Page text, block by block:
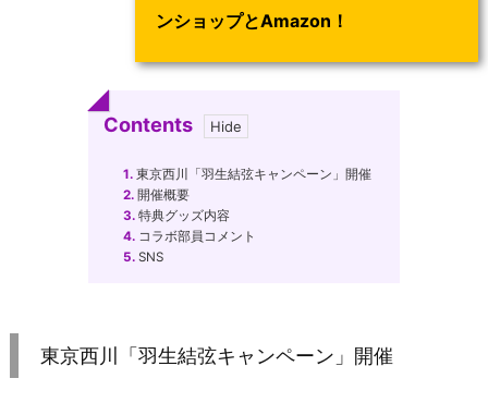
ンショップとAmazon！
Contents
1. 東京西川「羽生結弦キャンペーン」開催
2. 開催概要
3. 特典グッズ内容
4. コラボ部員コメント
5. SNS
東京西川「羽生結弦キャンペーン」開催